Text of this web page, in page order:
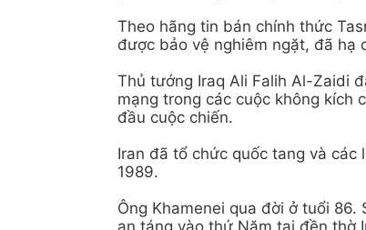
Theo hãng tin bán chính thức
được bảo vệ nghiêm ngặt, đã hạ
Thủ tướng Iraq Ali Falih Al-Zaidi
mạng trong các cuộc không kích
đầu cuộc chiến.
Iran đã tổ chức quốc tang và
1989.
Ông Khamenei qua đời ở tuổi
an táng vào thứ Năm tại đền thờ